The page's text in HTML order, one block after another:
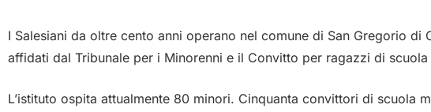
I Salesiani da oltre cento anni operano nel comune di San Gregorio
affidati dal Tribunale per i Minorenni e il Convitto per ragazzi di
L’istituto ospita attualmente 80 minori. Cinquanta convittori di